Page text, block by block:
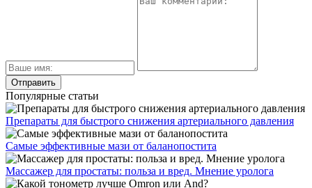
Популярные статьи
Препараты для быстрого снижения артериального давления
Самые эффективные мази от баланопостита
Массажер для простаты: польза и вред. Мнение уролога